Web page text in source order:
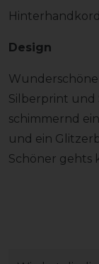
Design
Silberprint und
schimmernd
und ein
Schöner gehts